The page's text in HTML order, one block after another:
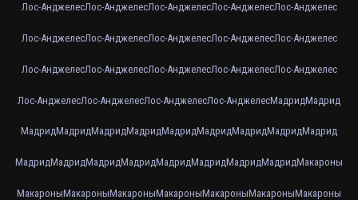
Лос-АнджелесЛос-АнджелесЛос-АнджелесЛос-АнджелесЛос-Анджелес
Лос-АнджелесЛос-АнджелесЛос-АнджелесЛос-АнджелесЛос-Анджелес
Лос-АнджелесЛос-АнджелесЛос-АнджелесЛос-АнджелесЛос-Анджелес
Лос-АнджелесЛос-АнджелесЛос-АнджелесЛос-АнджелесМадридМадрид
МадридМадридМадридМадридМадридМадридМадридМадридМадрид
МадридМадридМадридМадридМадридМадридМадридМадридМакароны
МакароныМакароныМакароныМакароныМакароныМакароныМакароны